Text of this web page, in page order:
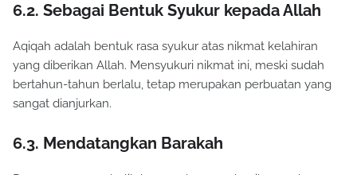
6.2. Sebagai Bentuk Syukur kepada Allah
Aqiqah adalah bentuk rasa syukur atas nikmat kelahiran
yang diberikan Allah. Mensyukuri nikmat ini, meski sudah
bertahun-tahun berlalu, tetap merupakan perbuatan yang
sangat dianjurkan.
6.3. Mendatangkan Barakah